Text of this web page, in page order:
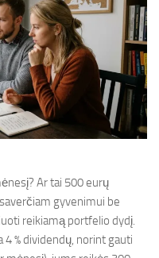
Ar tai 500 eurų
gyvenimui be
reikiamą portfelio dydį.
% dividendų, norint gauti